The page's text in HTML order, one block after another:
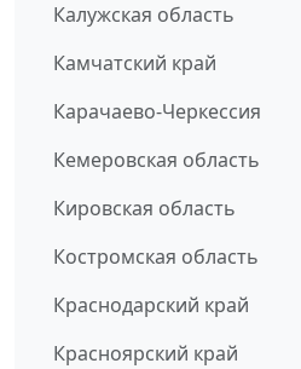
Калужская область
Камчатский край
Карачаево-Черкессия
Кемеровская область
Кировская область
Костромская область
Краснодарский край
Красноярский край